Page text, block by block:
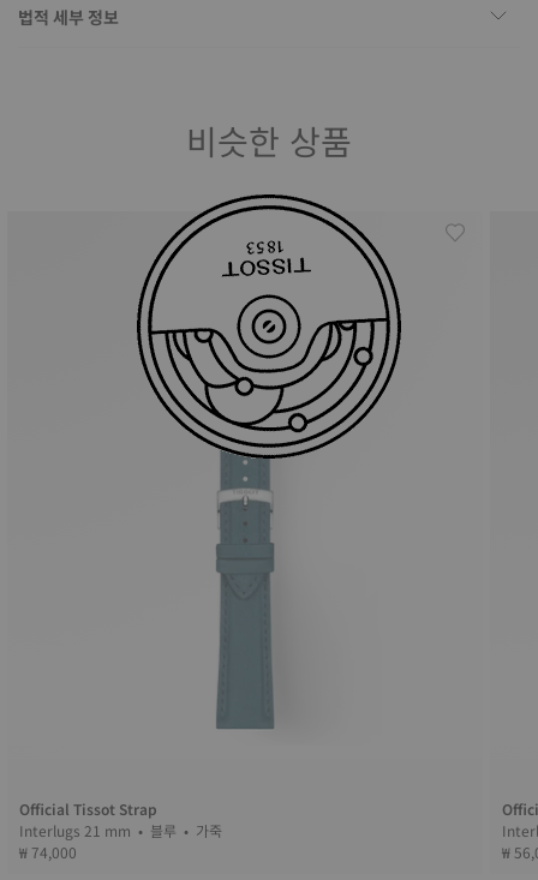
법적 세부 정보
비슷한 상품
Official Tissot Strap
Interlugs 21 mm • 블루 • 가죽
₩ 74,000
₩